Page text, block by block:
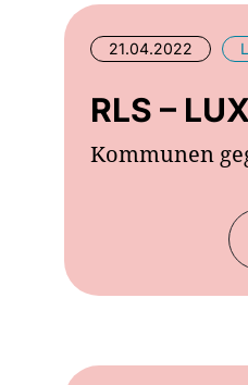
21.04.2022
RLS –
Kommunen